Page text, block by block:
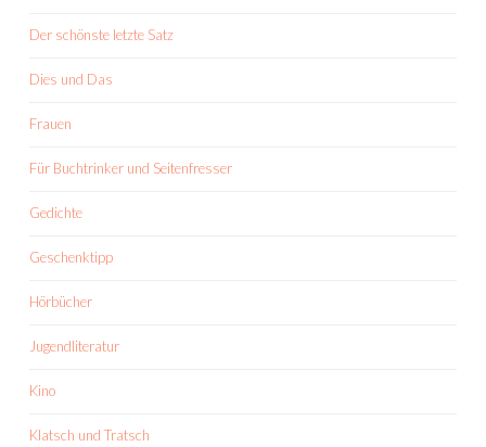
Der schönste letzte Satz
Dies und Das
Frauen
Für Buchtrinker und Seitenfresser
Gedichte
Geschenktipp
Hörbücher
Jugendliteratur
Kino
Klatsch und Tratsch